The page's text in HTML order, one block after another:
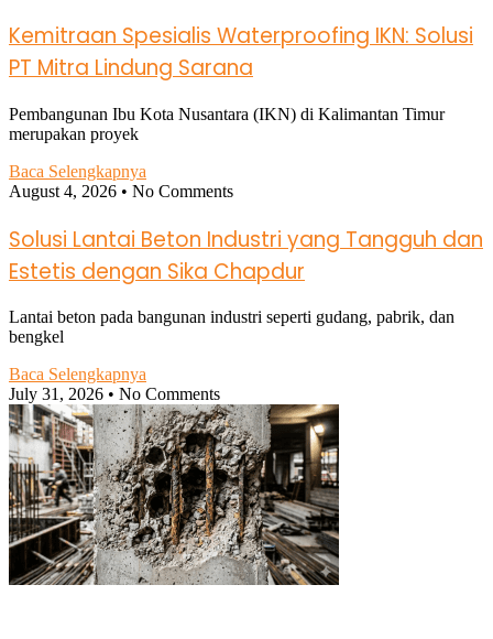
Kemitraan Spesialis Waterproofing IKN: Solusi
PT Mitra Lindung Sarana
Pembangunan Ibu Kota Nusantara (IKN) di Kalimantan Timur
merupakan proyek
Baca Selengkapnya
August 4, 2026
No Comments
Solusi Lantai Beton Industri yang Tangguh dan
Estetis dengan Sika Chapdur
Lantai beton pada bangunan industri seperti gudang, pabrik, dan
bengkel
Baca Selengkapnya
July 31, 2026
No Comments